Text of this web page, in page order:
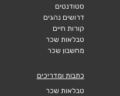
סטודנטים
דרושים נהגים
קורות חיים
טבלאות שכר
מחשבון שכר
כתבות ומדריכים
טבלאות שכר